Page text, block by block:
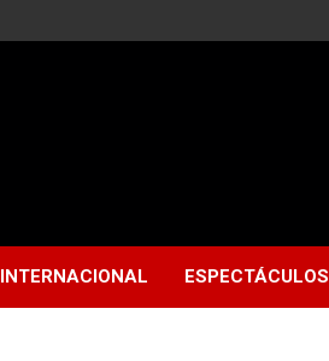
INTERNACIONAL ESPECTÁCULOS